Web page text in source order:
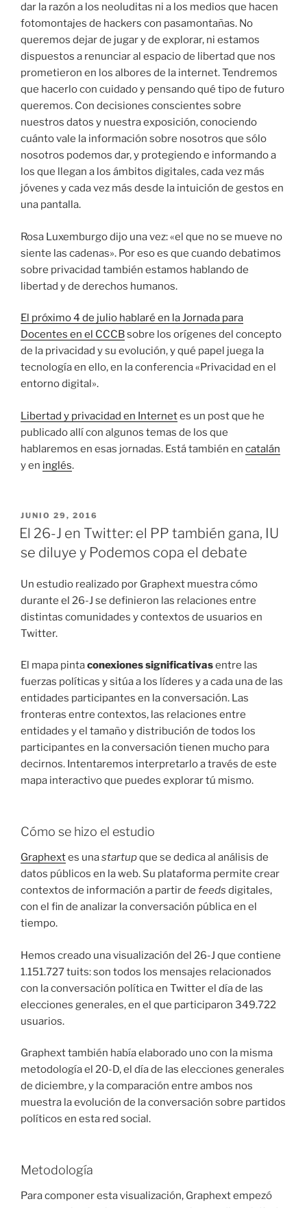
dar la razón a los neoluditas ni a los medios que hacen
fotomontajes de hackers con pasamontañas. No
queremos dejar de jugar y de explorar, ni estamos
dispuestos a renunciar al espacio de libertad que nos
prometieron en los albores de la internet. Tendremos
que hacerlo con cuidado y pensando qué tipo de futuro
queremos. Con decisiones conscientes sobre
nuestros datos y nuestra exposición, conociendo
cuánto vale la información sobre nosotros que sólo
nosotros podemos dar, y protegiendo e informando a
los que llegan a los ámbitos digitales, cada vez más
jóvenes y cada vez más desde la intuición de gestos en
una pantalla.
Rosa Luxemburgo dijo una vez: «el que no se mueve no
siente las cadenas». Por eso es que cuando debatimos
sobre privacidad también estamos hablando de
libertad y de derechos humanos.
El próximo 4 de julio hablaré en la Jornada para
Docentes en el CCCBsobre los orígenes del concepto
de la privacidad y su evolución, y qué papel juega la
tecnología en ello, en la conferencia «Privacidad en el
entorno digital».
Libertad y privacidad en Internetes un post que he
publicado allí con algunos temas de los que
hablaremos en esas jornadas. Está también en catalán
y en inglés.
PUBLICADO
EL
JUNIO 29, 2016
El 26-J en Twitter: el PP también gana, IU
se diluye y Podemos copa el debate
Un estudio realizado por Graphext muestra cómo
durante el 26-J se definieron las relaciones entre
distintas comunidades y contextos de usuarios en
Twitter.
El mapa pintaconexiones significativasentre las
fuerzas políticas y sitúa a los líderes y a cada una de las
entidades participantes en la conversación. Las
fronteras entre contextos, las relaciones entre
entidades y el tamaño y distribución de todos los
participantes en la conversación tienen mucho para
decirnos. Intentaremos interpretarlo a través de este
mapa interactivo que puedes explorar tú mismo.
Cómo se hizo el estudio
Graphextes unastartupque se dedica al análisis de
datos públicos en la web. Su plataforma permite crear
contextos de información a partir de feeds digitales,
con el fin de analizar la conversación pública en el
tiempo.
Hemos creado una visualización del 26-J que contiene
1.151.727 tuits: son todos los mensajes relacionados
con la conversación política en Twitter el día de las
elecciones generales, en el que participaron 349.722
usuarios.
Graphext también había elaborado uno con la misma
metodología el 20-D, el día de las elecciones generales
de diciembre, y la comparación entre ambos nos
muestra la evolución de la conversación sobre partidos
políticos en esta red social.
Metodología
Para componer esta visualización, Graphext empezó